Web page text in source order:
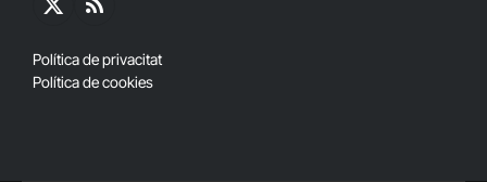
X
RSS
Política de privacitat
Política de cookies